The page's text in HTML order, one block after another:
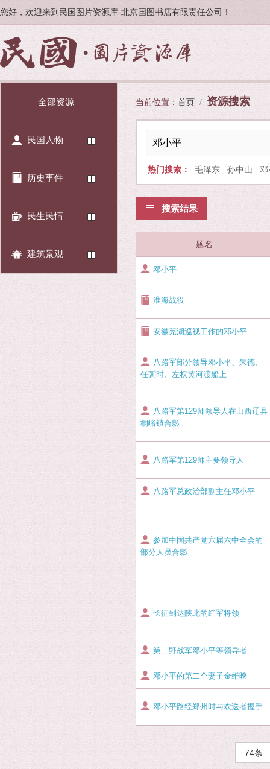
您好，欢迎来到民国图片资源库-北京国图书店有限责任公司！
全部资源
民国人物
历史事件
民生民情
建筑景观
当前位置： 首页 / 资源搜索
热门搜索： 毛泽东 孙中山
搜索结果
题名
邓小平
淮海战役
安徽芜湖巡视工作的邓小平
八路军部分领导邓小平、朱德、
任弼时、左权黄河渡船上
八路军第129师领导人在山西辽县
桐峪镇合影
八路军第129师主要领导人
八路军总政治部副主任邓小平
参加中国共产党六届六中全会的
部分人员合影
长征到达陕北的红军将领
第二野战军邓小平等领导者
邓小平的第二个妻子金维映
邓小平路经郑州时与欢送者握手
74条